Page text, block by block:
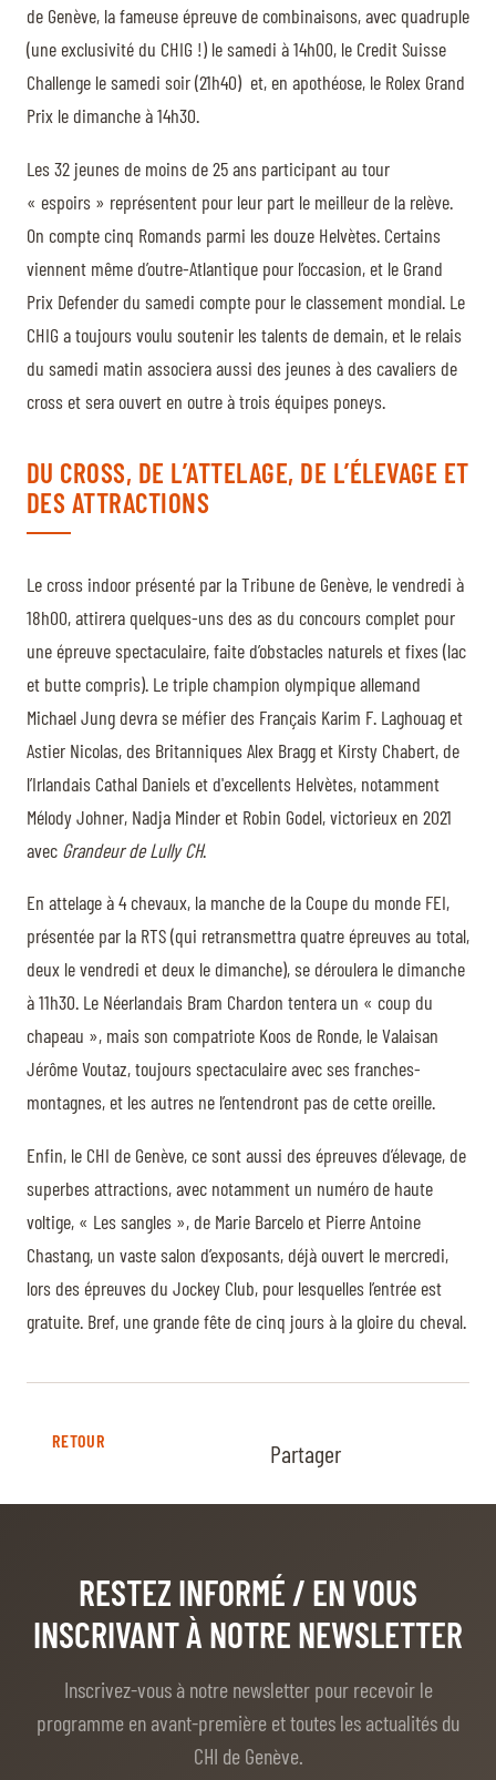
de Genève, la fameuse épreuve de combinaisons, avec quadruple
(une exclusivité du CHIG !) le samedi à 14h00, le Credit Suisse
Challenge le samedi soir (21h40) et, en apothéose, le Rolex Grand
Prix le dimanche à 14h30.
Les 32 jeunes de moins de 25 ans participant au tour
« espoirs » représentent pour leur part le meilleur de la relève.
On compte cinq Romands parmi les douze Helvètes. Certains
viennent même d’outre-Atlantique pour l’occasion, et le Grand
Prix Defender du samedi compte pour le classement mondial. Le
CHIG a toujours voulu soutenir les talents de demain, et le relais
du samedi matin associera aussi des jeunes à des cavaliers de
cross et sera ouvert en outre à trois équipes poneys.
DU CROSS, DE L’ATTELAGE, DE L’ÉLEVAGE ET
DES ATTRACTIONS
Le cross indoor présenté par la Tribune de Genève, le vendredi à
18h00, attirera quelques-uns des as du concours complet pour
une épreuve spectaculaire, faite d’obstacles naturels et fixes (lac
et butte compris). Le triple champion olympique allemand
Michael Jung devra se méfier des Français Karim F. Laghouag et
Astier Nicolas, des Britanniques Alex Bragg et Kirsty Chabert, de
l’Irlandais Cathal Daniels et d'excellents Helvètes, notamment
Mélody Johner, Nadja Minder et Robin Godel, victorieux en 2021
avec Grandeur de Lully CH.
En attelage à 4 chevaux, la manche de la Coupe du monde FEI,
présentée par la RTS (qui retransmettra quatre épreuves au total,
deux le vendredi et deux le dimanche), se déroulera le dimanche
à 11h30. Le Néerlandais Bram Chardon tentera un « coup du
chapeau », mais son compatriote Koos de Ronde, le Valaisan
Jérôme Voutaz, toujours spectaculaire avec ses franches-
montagnes, et les autres ne l’entendront pas de cette oreille.
Enfin, le CHI de Genève, ce sont aussi des épreuves d’élevage, de
superbes attractions, avec notamment un numéro de haute
voltige, « Les sangles », de Marie Barcelo et Pierre Antoine
Chastang, un vaste salon d’exposants, déjà ouvert le mercredi,
lors des épreuves du Jockey Club, pour lesquelles l’entrée est
gratuite. Bref, une grande fête de cinq jours à la gloire du cheval.
RETOUR Partager
RESTEZ INFORMÉ / EN VOUS
INSCRIVANT À NOTRE NEWSLETTER
Inscrivez-vous à notre newsletter pour recevoir le
programme en avant-première et toutes les actualités du
CHI de Genève.